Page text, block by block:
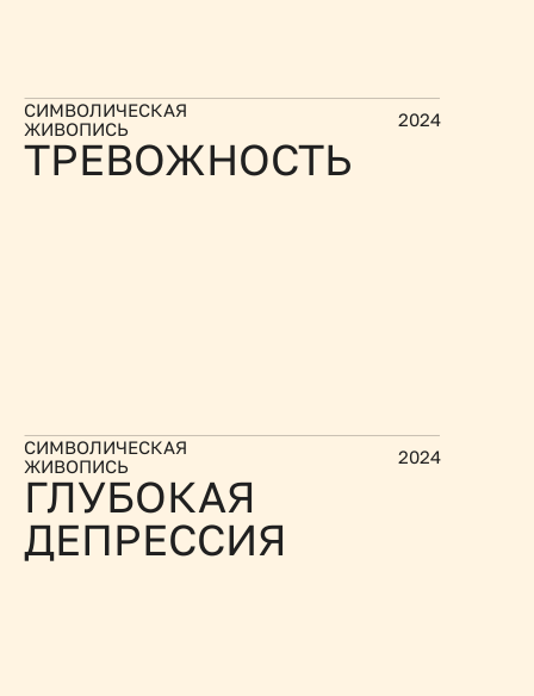
СИМВОЛИЧЕСКАЯ
ЖИВОПИСЬ
2024
ТРЕВОЖНОСТЬ
СИМВОЛИЧЕСКАЯ
ЖИВОПИСЬ
2024
ГЛУБОКАЯ
ДЕПРЕССИЯ